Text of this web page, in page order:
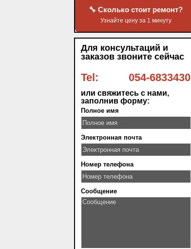
🔧 Сколько стоит ремонт?
Узнайте цену за 1 минуту
Для консультаций и
заказов звоните сейчас
Tel: 054-6833430
или свяжитесь с нами,
заполнив форму:
Полное имя
Электронная почта
Номер телефона
Сообщение